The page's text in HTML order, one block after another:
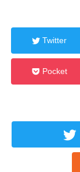
Twitter
Pocket